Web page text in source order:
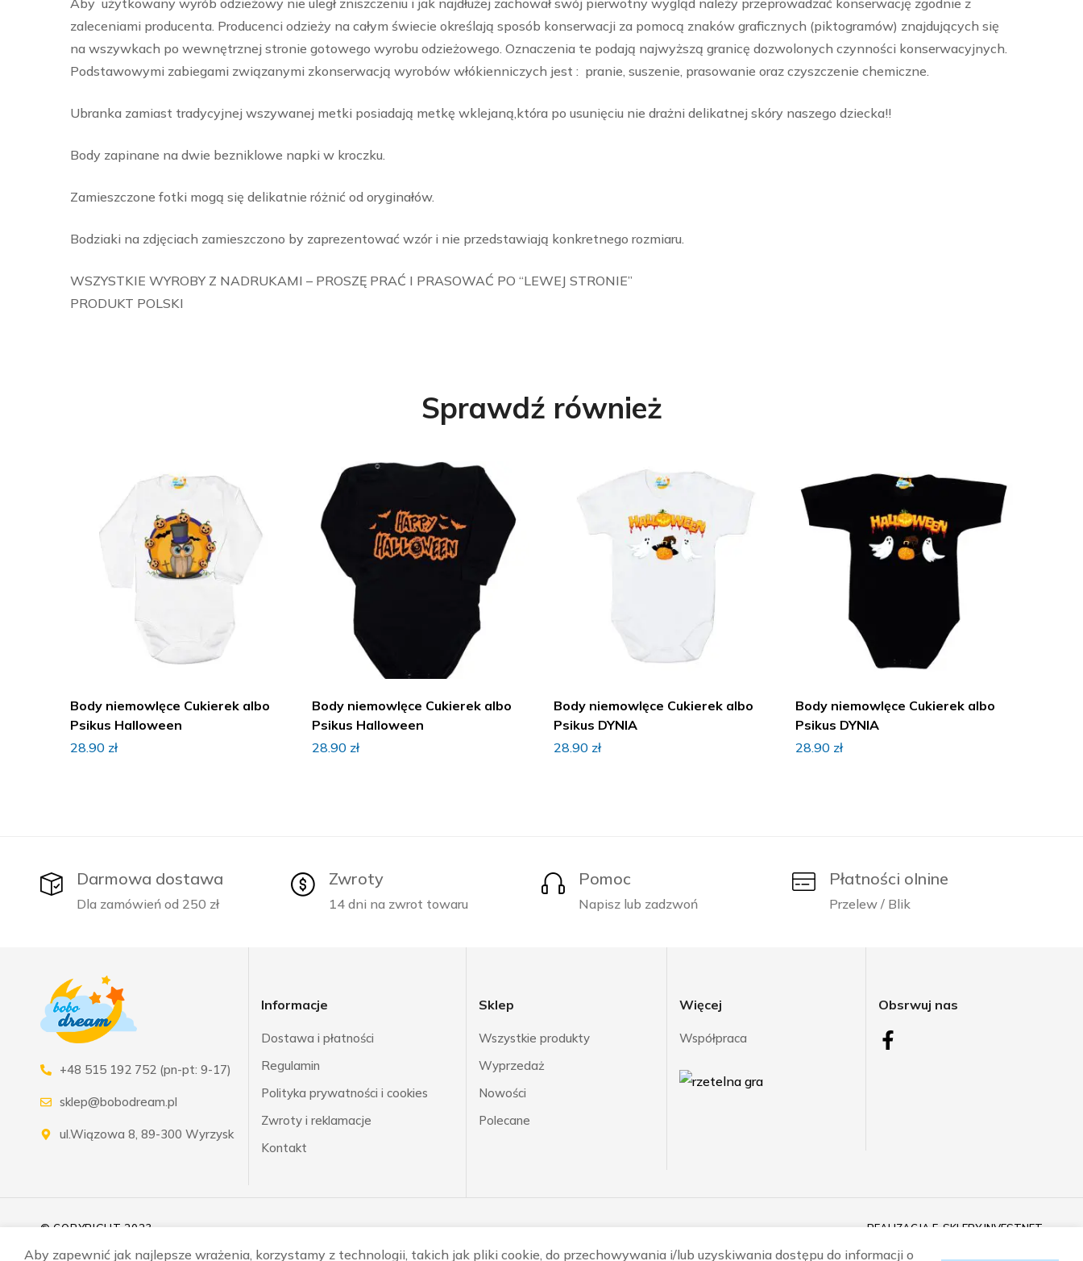
Aby użytkowany wyrób odzieżowy nie uległ zniszczeniu i jak najdłużej zachował swój pierwotny wygląd należy przeprowadzać konserwację zgodnie z
zaleceniami producenta. Producenci odzieży na całym świecie określają sposób konserwacji za pomocą znaków graficznych (piktogramów) znajdujących się
na wszywkach po wewnętrznej stronie gotowego wyrobu odzieżowego. Oznaczenia te podają najwyższą granicę dozwolonych czynności konserwacyjnych.
Podstawowymi zabiegami związanymi zkonserwacją wyrobów włókienniczych jest : pranie, suszenie, prasowanie oraz czyszczenie chemiczne.
Ubranka zamiast tradycyjnej wszywanej metki posiadają metkę wklejaną,która po usunięciu nie drażni delikatnej skóry naszego dziecka!!
Body zapinane na dwie bezniklowe napki w kroczku.
Zamieszczone fotki mogą się delikatnie różnić od oryginałów.
Bodziaki na zdjęciach zamieszczono by zaprezentować wzór i nie przedstawiają konkretnego rozmiaru.
WSZYSTKIE WYROBY Z NADRUKAMI – PROSZĘ PRAĆ I PRASOWAĆ PO “LEWEJ STRONIE”
PRODUKT POLSKI
Sprawdź również
Body niemowlęce Cukierek albo
Psikus Halloween
28.90 zł
Body niemowlęce Cukierek albo
Psikus Halloween
28.90 zł
Body niemowlęce Cukierek albo
Psikus DYNIA
28.90 zł
Body niemowlęce Cukierek albo
Psikus DYNIA
28.90 zł
Darmowa dostawa
Dla zamówień od 250 zł
Zwroty
14 dni na zwrot towaru
Pomoc
Napisz lub zadzwoń
Płatności olnine
Przelew / Blik
+48 515 192 752 (pn-pt: 9-17)
sklep@bobodream.pl
ul.Wiązowa 8, 89-300 Wyrzysk
Informacje
Dostawa i płatności
Regulamin
Polityka prywatności i cookies
Zwroty i reklamacje
Kontakt
Sklep
Wszystkie produkty
Wyprzedaż
Nowości
Polecane
Więcej
Współpraca
Obsrwuj nas
© COPYRIGHT 2023 REALIZACJA E-SKLEPY INVESTNET
Aby zapewnić jak najlepsze wrażenia, korzystamy z technologii, takich jak pliki cookie, do przechowywania i/lub uzyskiwania dostępu do informacji o